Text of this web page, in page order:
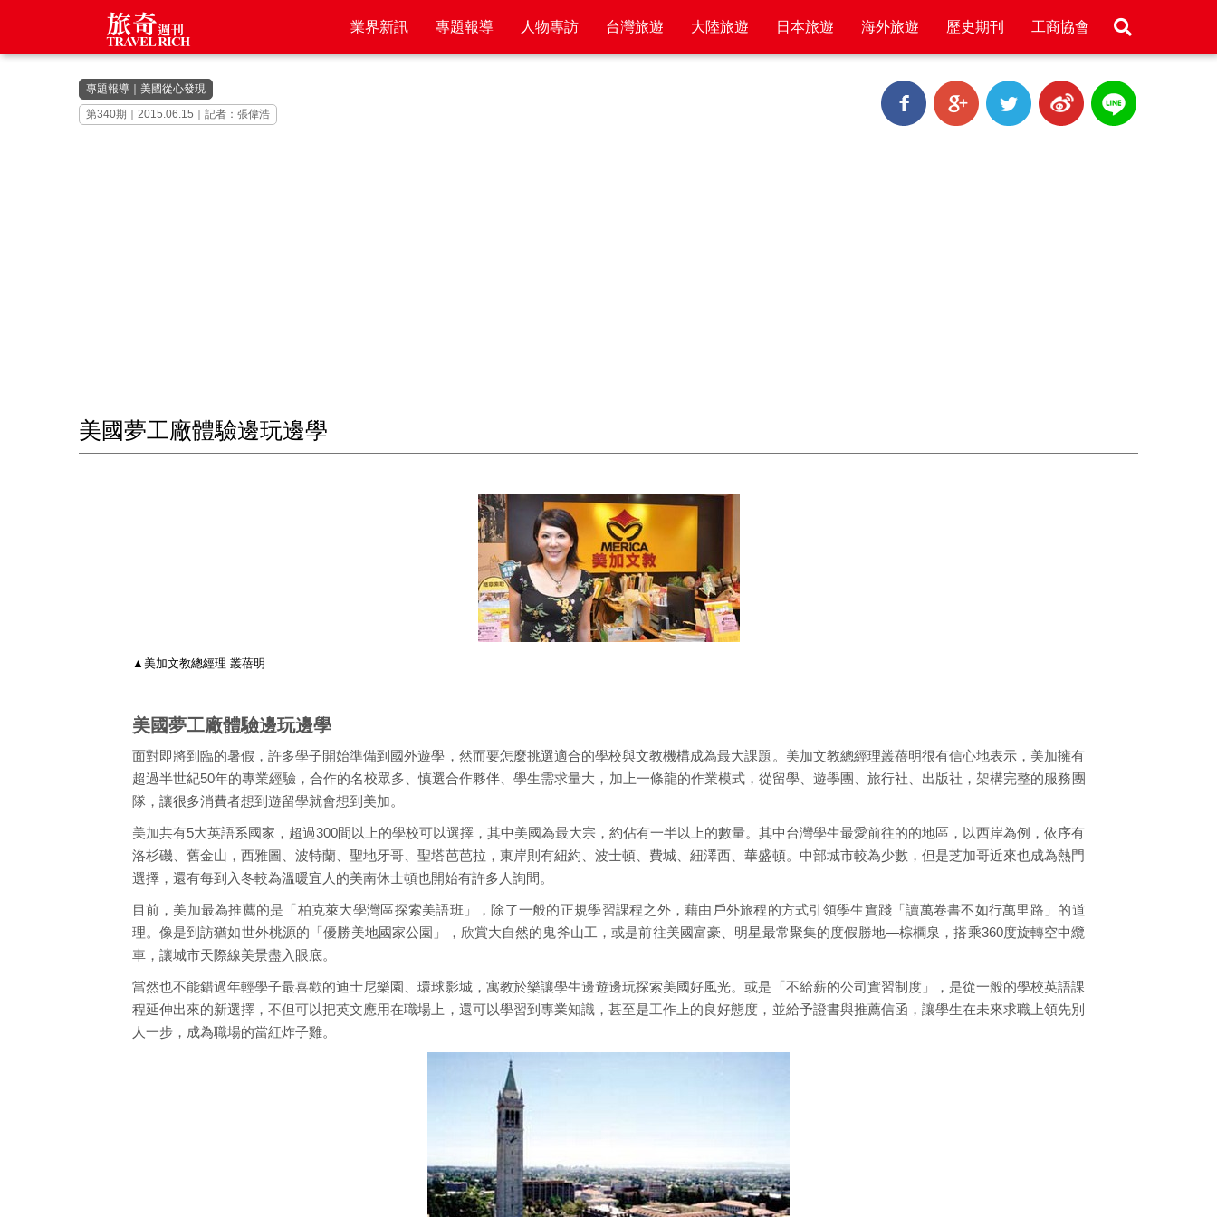
業界新訊 專題報導 人物專訪 台灣旅遊 大陸旅遊 日本旅遊 海外旅遊 歷史期刊 工商協會
專題報導
美國從心發現
第340期｜2015.06.15｜記者：張偉浩
美國夢工廠體驗邊玩邊學
▲美加文教總經理 叢蓓明
美國夢工廠體驗邊玩邊學
面對即將到臨的暑假，許多學子開始準備到國外遊學，然而要怎麼挑選適合的學校與文教機構成為最大課題。美加文教總經理叢蓓明很有信心地表示，美加擁有
超過半世紀50年的專業經驗，合作的名校眾多、慎選合作夥伴、學生需求量大，加上一條龍的作業模式，從留學、遊學團、旅行社、出版社，架構完整的服務團
隊，讓很多消費者想到遊留學就會想到美加。
美加共有5大英語系國家，超過300間以上的學校可以選擇，其中美國為最大宗，約佔有一半以上的數量。其中台灣學生最愛前往的的地區，以西岸為例，依序有
洛杉磯、舊金山，西雅圖、波特蘭、聖地牙哥、聖塔芭芭拉，東岸則有紐約、波士頓、費城、紐澤西、華盛頓。中部城市較為少數，但是芝加哥近來也成為熱門
選擇，還有每到入冬較為溫暖宜人的美南休士頓也開始有許多人詢問。
目前，美加最為推薦的是「柏克萊大學灣區探索美語班」，除了一般的正規學習課程之外，藉由戶外旅程的方式引領學生實踐「讀萬卷書不如行萬里路」的道
理。像是到訪猶如世外桃源的「優勝美地國家公園」，欣賞大自然的鬼斧山工，或是前往美國富豪、明星最常聚集的度假勝地—棕櫚泉，搭乘360度旋轉空中纜
車，讓城市天際線美景盡入眼底。
當然也不能錯過年輕學子最喜歡的迪士尼樂園、環球影城，寓教於樂讓學生邊遊邊玩探索美國好風光。或是「不給薪的公司實習制度」，是從一般的學校英語課
程延伸出來的新選擇，不但可以把英文應用在職場上，還可以學習到專業知識，甚至是工作上的良好態度，並給予證書與推薦信函，讓學生在未來求職上領先別
人一步，成為職場的當紅炸子雞。